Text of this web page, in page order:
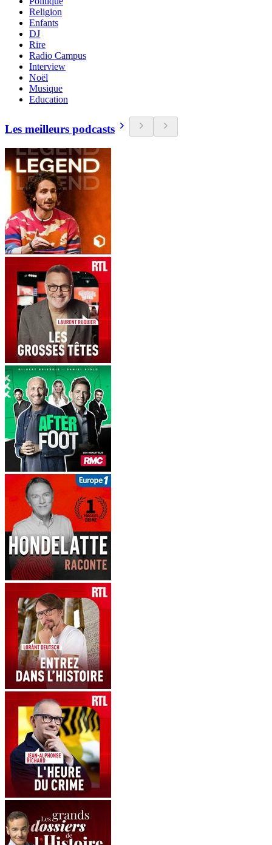
Religion
Enfants
DJ
Rire
Radio Campus
Interview
Noël
Musique
Education
Les meilleurs podcasts